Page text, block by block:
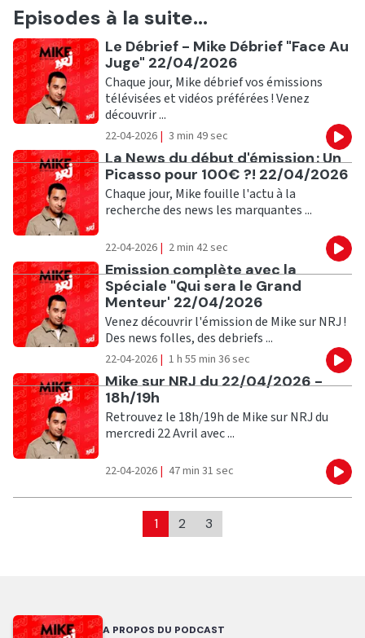
Episodes à la suite...
Ecouter
Le Débrief - Mike Débrief "Face Au
Juge" 22/04/2026
Chaque jour, Mike débrief vos émissions
télévisées et vidéos préférées ! Venez
découvrir ...
22-04-2026 | 3 min 49 sec
Ecouter
La News du début d'émission : Un
Picasso pour 100€ ?! 22/04/2026
Chaque jour, Mike fouille l'actu à la
recherche des news les marquantes ...
22-04-2026 | 2 min 42 sec
Ecouter
Emission complète avec la
Spéciale "Qui sera le Grand
Menteur' 22/04/2026
Venez découvrir l'émission de Mike sur NRJ !
Des news folles, des debriefs ...
22-04-2026 | 1 h 55 min 36 sec
Ecouter
Mike sur NRJ du 22/04/2026 -
18h/19h
Retrouvez le 18h/19h de Mike sur NRJ du
mercredi 22 Avril avec ...
22-04-2026 | 47 min 31 sec
1 2 3
A PROPOS DU PODCAST